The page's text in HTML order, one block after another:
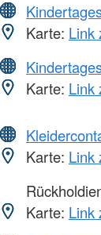
Karte: Link
Karte: Link
Karte: Link
Karte: Link